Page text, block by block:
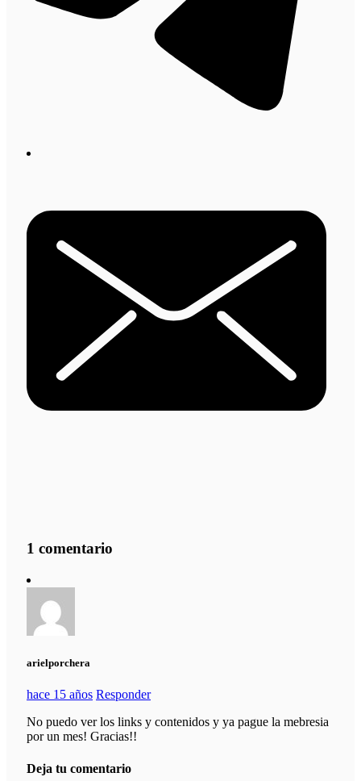
1 comentario
arielporchera
hace 15 años Responder
No puedo ver los links y contenidos y ya pague la mebresia
por un mes! Gracias!!
Deja tu comentario